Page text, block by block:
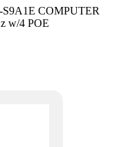
COMPUTER
w/4 POE